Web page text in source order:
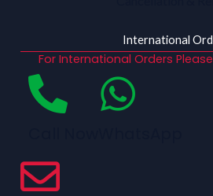
International
For International Orders